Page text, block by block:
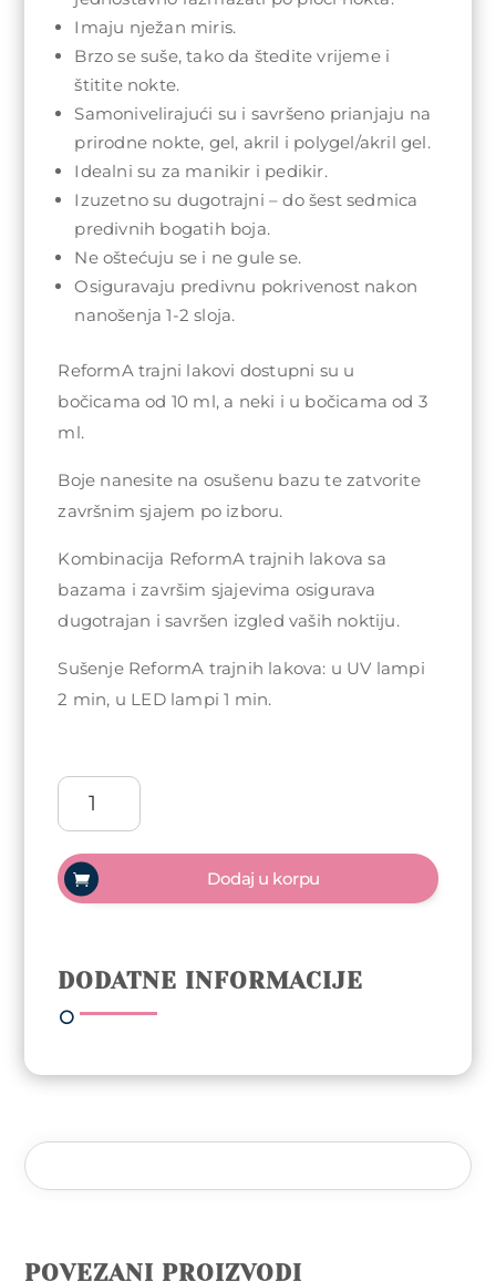
Imaju nježan miris.
Brzo se suše, tako da štedite vrijeme i
štitite nokte.
Samonivelirajući su i savršeno prianjaju na
prirodne nokte, gel, akril i polygel/akril gel.
Idealni su za manikir i pedikir.
Izuzetno su dugotrajni – do šest sedmica
predivnih bogatih boja.
Ne oštećuju se i ne gule se.
Osiguravaju predivnu pokrivenost nakon
nanošenja 1-2 sloja.
ReformA trajni lakovi dostupni su u
bočicama od 10 ml, a neki i u bočicama od 3
ml.
Boje nanesite na osušenu bazu te zatvorite
završnim sjajem po izboru.
Kombinacija ReformA trajnih lakova sa
bazama i završim sjajevima osigurava
dugotrajan i savršen izgled vaših noktiju.
Sušenje ReformA trajnih lakova: u UV lampi
2 min, u LED lampi 1 min.
ReformA
polish
Trajni
lak
10ml
količina
Dodaj u korpu
DODATNE INFORMACIJE
POVEZANI PROIZVODI